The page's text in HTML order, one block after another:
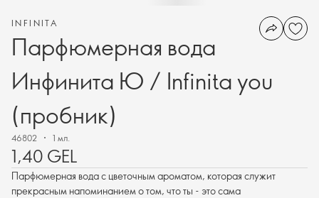
INFINITA
Парфюмерная вода
Инфинита Ю / Infinita you
(пробник)
46802 1 мл.
1,40 GEL
Парфюмерная вода с цветочным ароматом, которая служит
прекрасным напоминанием о том, что ты - это сама